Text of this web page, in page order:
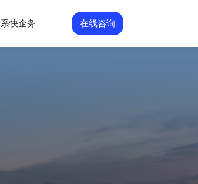
快企务 在线咨询